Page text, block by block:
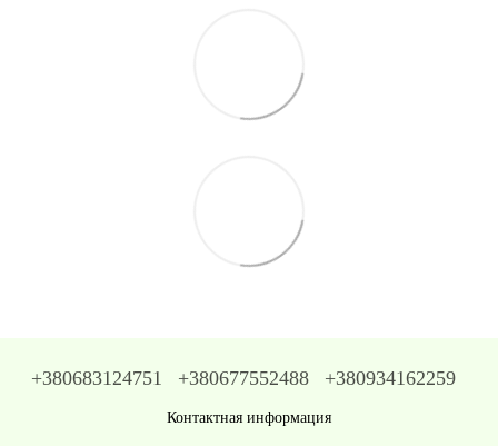
+380683124751 +380677552488 +380934162259
Контактная информация